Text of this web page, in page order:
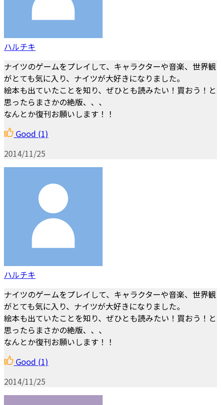
ハルチキ
ナイツのゲームをプレイして、キャラクターや音楽、世界観
がとても気に入り、ナイツが大好きになりました。
絵本も出ていたことを知り、ぜひとも読みたい！買おう！と
思ったらまさかの絶版、、、
なんとか復刊お願いします！！
Good (1)
2014/11/25
ハルチキ
ナイツのゲームをプレイして、キャラクターや音楽、世界観
がとても気に入り、ナイツが大好きになりました。
絵本も出ていたことを知り、ぜひとも読みたい！買おう！と
思ったらまさかの絶版、、、
なんとか復刊お願いします！！
Good (1)
2014/11/25